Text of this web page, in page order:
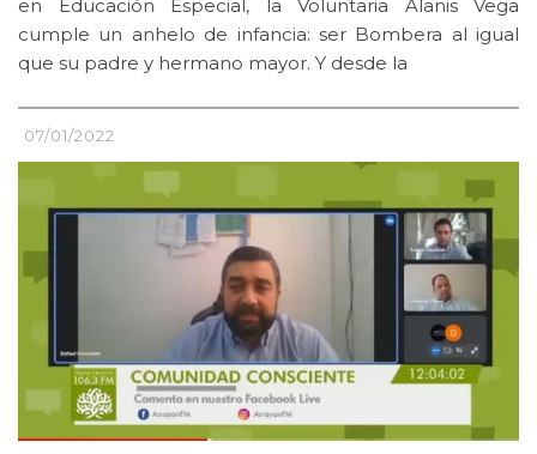
en Educación Especial, la Voluntaria Alanis Vega
cumple un anhelo de infancia: ser Bombera al igual
que su padre y hermano mayor. Y desde la
07/01/2022